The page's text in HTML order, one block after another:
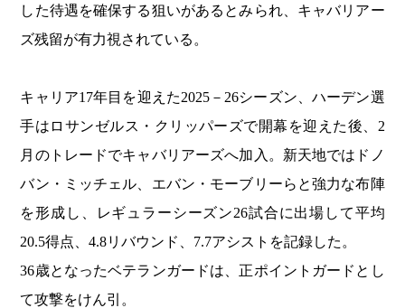
した待遇を確保する狙いがあるとみられ、キャバリアー
ズ残留が有力視されている。
キャリア17年目を迎えた2025－26シーズン、ハーデン選
手はロサンゼルス・クリッパーズで開幕を迎えた後、2
月のトレードでキャバリアーズへ加入。新天地ではドノ
バン・ミッチェル、エバン・モーブリーらと強力な布陣
を形成し、レギュラーシーズン26試合に出場して平均
20.5得点、4.8リバウンド、7.7アシストを記録した。
36歳となったベテランガードは、正ポイントガードとし
て攻撃をけん引。